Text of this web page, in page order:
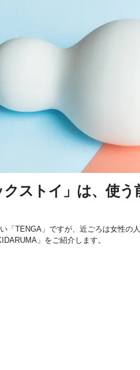
クストイ」は、使う
「TENGA」ですが、近ごろは女性の
」をご紹介します。